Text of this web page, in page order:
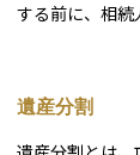
する前に、相
れます。 この仕組みを理解しておくと、資産運用
における相続対
遺産分割